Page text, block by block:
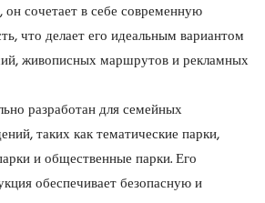
он сочетает в себе современную
что делает его идеальным вариантом
живописных маршрутов и рекламных
разработан для семейных
таких как тематические парки,
и общественные парки. Его
обеспечивает безопасную и